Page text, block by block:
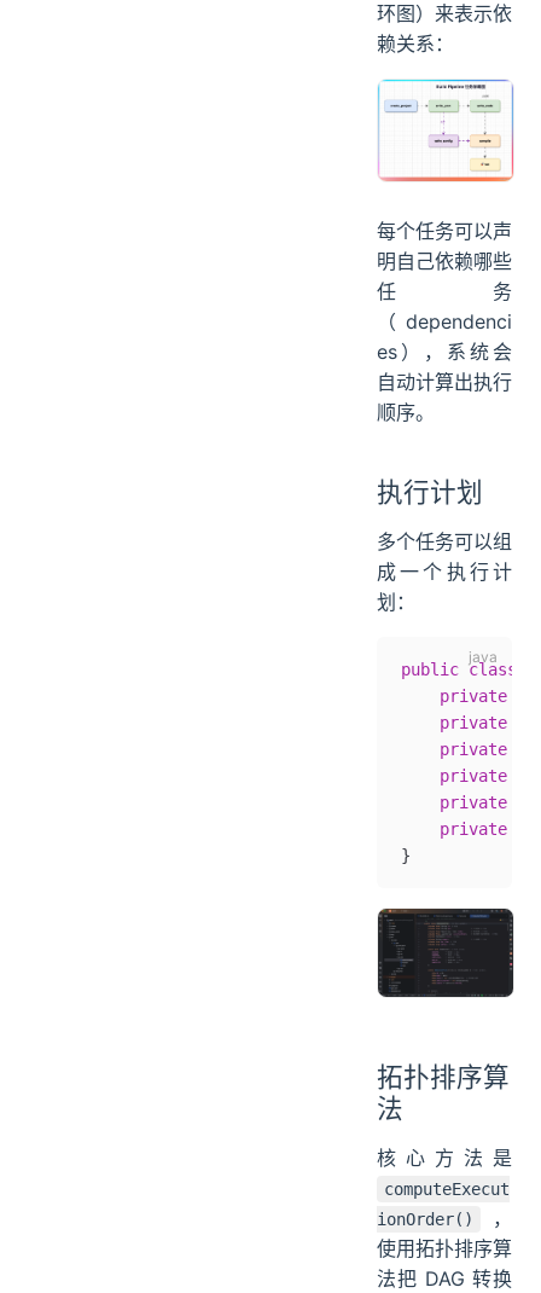
环图）来表示依
赖关系：
每个任务可以声
明自己依赖哪些
任务
（dependenci
es），系统会
自动计算出执行
顺序。
执行计划
多个任务可以组
成一个执行计
划：
public class
    private
    private
    private
    private
    private
    private
}
拓扑排序算
法
核心方法是
computeExecut
ionOrder()
，
使用拓扑排序算
法把 DAG 转换